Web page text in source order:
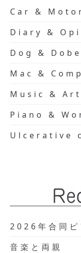
Car &
Diary &
Dog &
Mac &
Music & Art
Piano &
Ulcerative
2026年合同ピ
音楽と両親